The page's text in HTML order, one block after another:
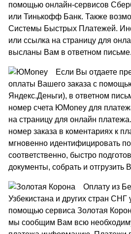
помощью онлайн-сервисов
или Тинькофф Банк. Также
Системы Быстрых Платежей.
или ссылка на страницу для
высланы Вам в ответном письме.
Если Вы отдаете
оплаты Вашего заказа с
Яндекс.Деньги), в ответном
номер счета ЮMoney для
на страницу для онлайн
номер заказа в коментариях к
мгновенно идентифицировать
соответственно, быстро
документы, собрать и отгрузить
Оплату из
Узбекистана и других стран СНГ
помощью сервиса Золотая
мы сообщим Вам всю